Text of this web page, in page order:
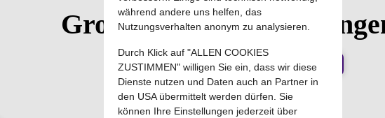
Groupy CRM+
notifications_activeKategorie Abonnieren
Hier finden Sie Anleitungen zu Groupy CRM+
während andere uns helfen, das
Nutzungsverhalten anonym zu analysieren.
Durch Klick auf "ALLEN COOKIES
ZUSTIMMEN" willigen Sie ein, dass wir diese
Dienste nutzen und Daten auch an Partner in
den USA übermittelt werden dürfen. Sie
können Ihre Einstellungen jederzeit über